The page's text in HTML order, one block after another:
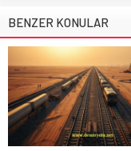
BENZER KONULAR